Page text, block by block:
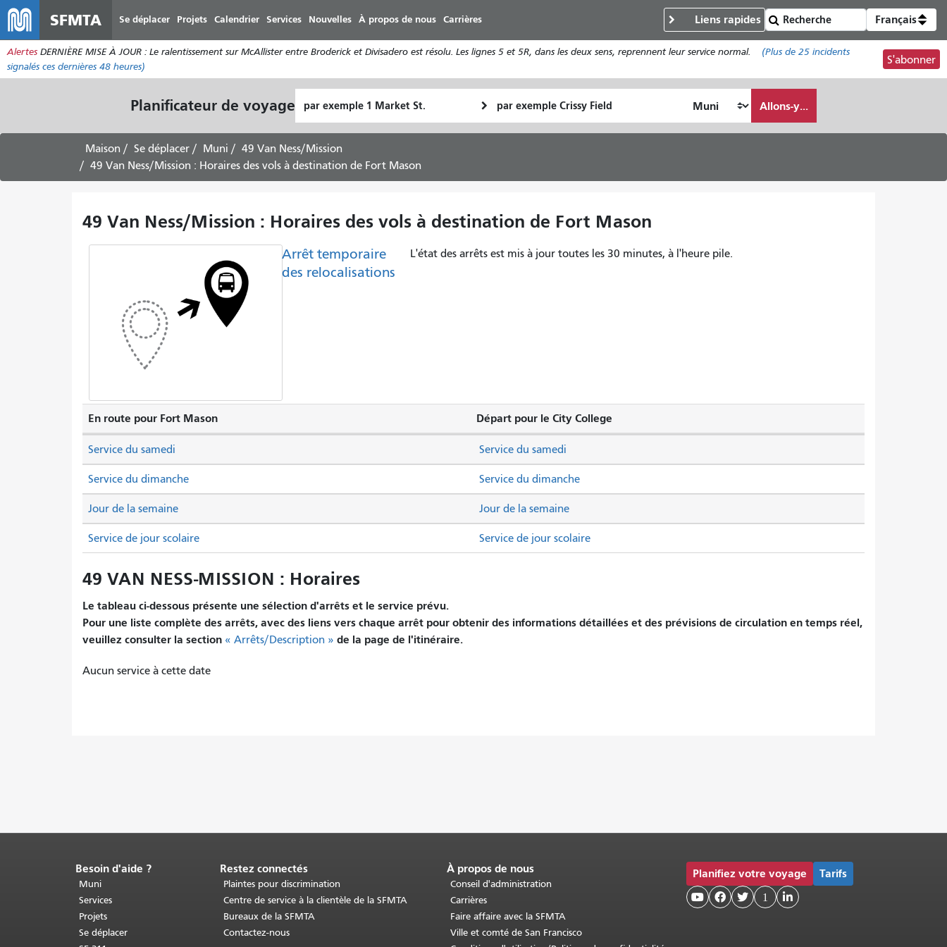
au
contenu
principal
SFMTA Se déplacer Projets Calendrier Services Nouvelles À propos de nous Carrières Liens rapides Français
Alertes DERNIÈRE MISE À JOUR : Le ralentissement sur McAllister entre Broderick et Divisadero est résolu. Les lignes 5 et 5R, dans les deux sens, reprennent leur service normal. (Plus de 25 incidents
signalés ces dernières 48 heures)
S'abonner
Planificateur de voyage de
départ
final
Comment
je
Allons-y...
Maison Se déplacer Muni
49 Van Ness/Mission
49 Van Ness/Mission : Horaires des vols à destination de Fort Mason
49 Van Ness/Mission : Horaires des vols à destination de Fort Mason
Arrêt temporaire
des relocalisations
L'état des arrêts est mis à jour toutes les 30 minutes, à l'heure pile.
En route pour Fort Mason Départ pour le City College
Service du samedi Service du samedi
Service du dimanche Service du dimanche
Jour de la semaine Jour de la semaine
Service de jour scolaire Service de jour scolaire
49 VAN NESS-MISSION : Horaires
Le tableau ci-dessous présente une sélection d'arrêts et le service prévu.
Pour une liste complète des arrêts, avec des liens vers chaque arrêt pour obtenir des informations détaillées et des prévisions de circulation en temps réel,
veuillez consulter la section « Arrêts/Description » de la page de l'itinéraire.
Aucun service à cette date
Fin
du
contenu
de
la
page.Le
Besoin d'aide ?
Muni
Services
Projets
Se déplacer
Restez connectés
Plaintes pour discrimination
Centre de service à la clientèle de la SFMTA
Bureaux de la SFMTA
Contactez-nous
À propos de nous
Conseil d'administration
Carrières
Faire affaire avec la SFMTA
Ville et comté de San Francisco
Planifiez votre voyage Tarifs
   1 